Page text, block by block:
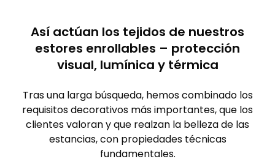
Así actúan los tejidos de nuestros
estores enrollables – protección
visual, lumínica y térmica
Tras una larga búsqueda, hemos combinado los
requisitos decorativos más importantes, que los
clientes valoran y que realzan la belleza de las
estancias, con propiedades técnicas
fundamentales.